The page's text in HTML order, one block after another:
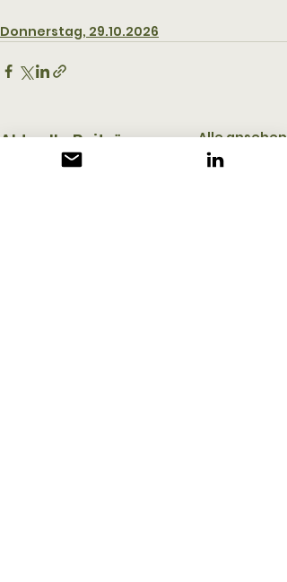
Donnerstag, 29.10.2026
Aktuelle Beiträge Alle ansehen